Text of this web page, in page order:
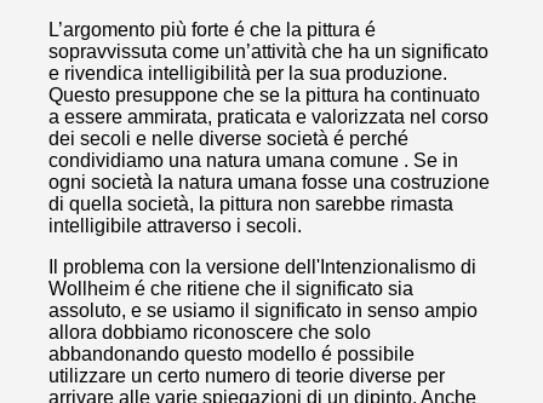
L’argomento più forte é che la pittura é
sopravvissuta come un’attività che ha un significato
e rivendica intelligibilità per la sua produzione.
Questo presuppone che se la pittura ha continuato
a essere ammirata, praticata e valorizzata nel corso
dei secoli e nelle diverse società é perché
condividiamo una natura umana comune . Se in
ogni società la natura umana fosse una costruzione
di quella società, la pittura non sarebbe rimasta
intelligibile attraverso i secoli.
Il problema con la versione dell'Intenzionalismo di
Wollheim é che ritiene che il significato sia
assoluto, e se usiamo il significato in senso ampio
allora dobbiamo riconoscere che solo
abbandonando questo modello é possibile
utilizzare un certo numero di teorie diverse per
arrivare alle varie spiegazioni di un dipinto. Anche